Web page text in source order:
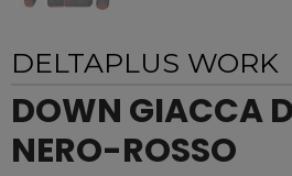
DELTAPLUS WORK
DOWN GIACCA
NERO-ROSSO